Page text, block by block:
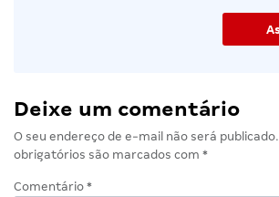
Deixe um comentário
O seu endereço de e-mail não será publicado.
obrigatórios são marcados com *
Comentário *